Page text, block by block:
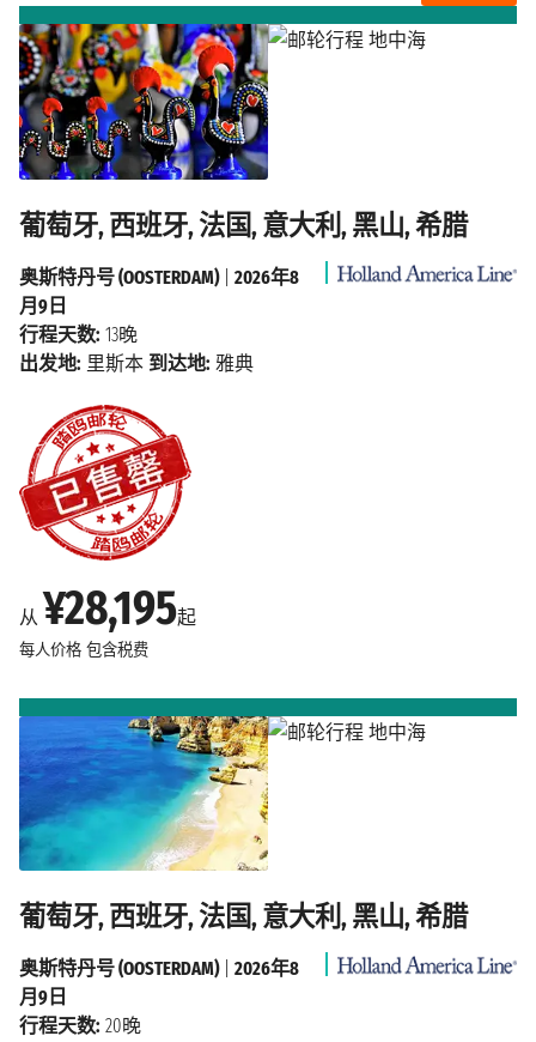
葡萄牙, 西班牙, 法国, 意大利, 黑山, 希腊
从 ¥28,195起
每人价格 包含税费
奥斯特丹号 (OOSTERDAM)| 2026年8
月9日
行程天数: 13晚
出发地: 里斯本 到达地: 雅典
葡萄牙, 西班牙, 法国, 意大利, 黑山, 希腊
奥斯特丹号 (OOSTERDAM)| 2026年8
月9日
行程天数: 20晚